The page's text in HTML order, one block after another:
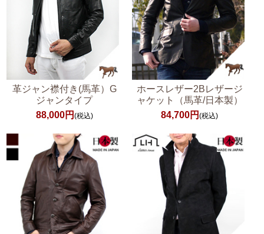
革ジャン襟付き(馬革）G
ジャンタイプ
88,000円 (税込)
ホースレザー2Bレザージ
ャケット（馬革/日本製）
84,700円(税込)